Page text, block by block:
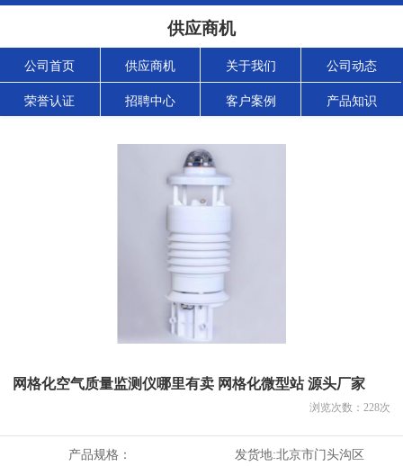
供应商机
公司首页 供应商机 关于我们 公司动态
荣誉认证 招聘中心 客户案例 产品知识
网格化空气质量监测仪哪里有卖 网格化微型站 源头厂家
浏览次数： 228次
产品规格： 发货地:北京市门头沟区